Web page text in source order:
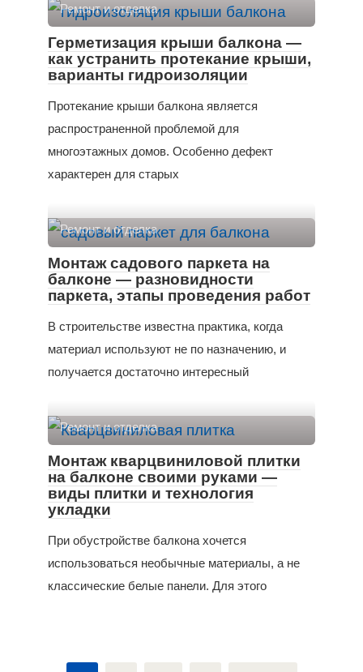
Ремонт и отделка
Герметизация крыши балкона —
как устранить протекание крыши,
варианты гидроизоляции
Протекание крыши балкона является
распространенной проблемой для
многоэтажных домов. Особенно дефект
характерен для старых
Ремонт и отделка
Монтаж садового паркета на
балконе — разновидности
паркета, этапы проведения работ
В строительстве известна практика, когда
материал используют не по назначению, и
получается достаточно интересный
Ремонт и отделка
Монтаж кварцвиниловой плитки
на балконе своими руками —
виды плитки и технология
укладки
При обустройстве балкона хочется
использоваться необычные материалы, а не
классические белые панели. Для этого